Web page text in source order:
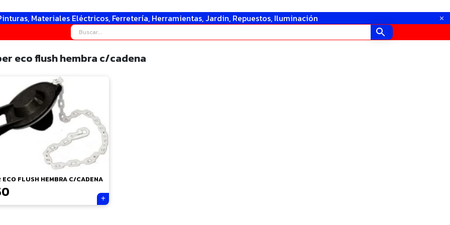
Materiales Eléctricos, Ferretería, Herramientas, Jardin, Repuestos, Iluminación
eco flush hembra c/cadena
ECO FLUSH HEMBRA C/CADENA